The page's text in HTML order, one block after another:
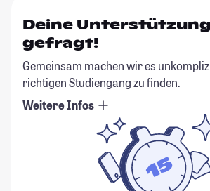
Deine
gefragt!
Gemeinsam machen wir es
richtigen Studiengang zu finden.
Weitere Infos